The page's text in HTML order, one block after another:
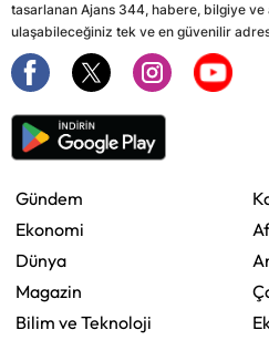
tasarlanan Ajans 344, habere, bilgiye ve
ulaşabileceğiniz tek ve en güvenilir
Gündem
Ekonomi
Dünya
Magazin
Bilim ve Teknoloji